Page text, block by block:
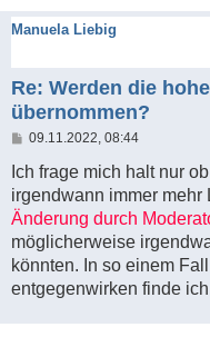
Manuela Liebig
Re: Werden die
übernommen?
B
i
r
a
09.11.2022, 08:44
Ich frage mich halt nur
irgendwann immer mehr
Änderung durch
möglicherweise
könnten. In so einem
entgegenwirken finde